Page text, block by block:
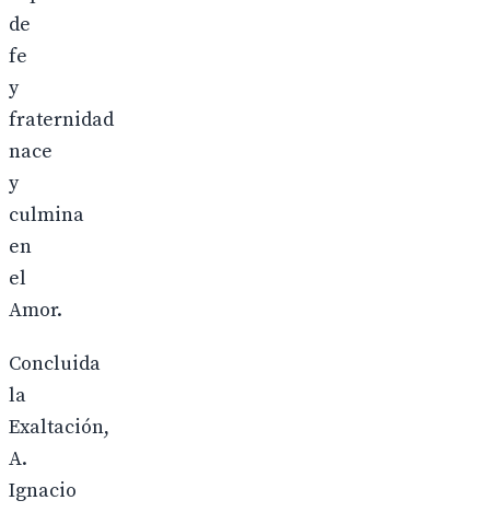
de
fe
y
fraternidad
nace
y
culmina
en
el
Amor.
Concluida
la
Exaltación,
A.
Ignacio